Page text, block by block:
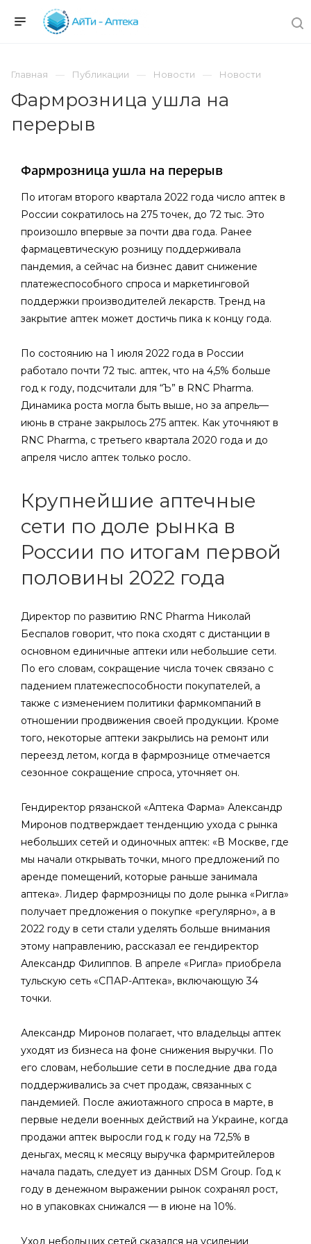
Главная Публикации Новости Новости
Фармрозница ушла на
перерыв
Фармрозница ушла на перерыв
По итогам второго квартала 2022 года число аптек в
России сократилось на 275 точек, до 72 тыс. Это
произошло впервые за почти два года. Ранее
фармацевтическую розницу поддерживала
пандемия, а сейчас на бизнес давит снижение
платежеспособного спроса и маркетинговой
поддержки производителей лекарств. Тренд на
закрытие аптек может достичь пика к концу года.
По состоянию на 1 июля 2022 года в России
работало почти 72 тыс. аптек, что на 4,5% больше
год к году, подсчитали для “Ъ” в RNC Pharma.
Динамика роста могла быть выше, но за апрель—
июнь в стране закрылось 275 аптек. Как уточняют в
RNC Pharma, с третьего квартала 2020 года и до
апреля число аптек только росло.
Крупнейшие аптечные
сети по доле рынка в
России по итогам первой
половины 2022 года
Директор по развитию RNC Pharma Николай
Беспалов говорит, что пока сходят с дистанции в
основном единичные аптеки или небольшие сети.
По его словам, сокращение числа точек связано с
падением платежеспособности покупателей, а
также с изменением политики фармкомпаний в
отношении продвижения своей продукции. Кроме
того, некоторые аптеки закрылись на ремонт или
переезд летом, когда в фармрознице отмечается
сезонное сокращение спроса, уточняет он.
Гендиректор рязанской «Аптека Фарма» Александр
Миронов подтверждает тенденцию ухода с рынка
небольших сетей и одиночных аптек: «В Москве, где
мы начали открывать точки, много предложений по
аренде помещений, которые раньше занимала
аптека». Лидер фармрозницы по доле рынка «Ригла»
получает предложения о покупке «регулярно», а в
2022 году в сети стали уделять больше внимания
этому направлению, рассказал ее гендиректор
Александр Филиппов. В апреле «Ригла» приобрела
тульскую сеть «СПАР-Аптека», включающую 34
точки.
Александр Миронов полагает, что владельцы аптек
уходят из бизнеса на фоне снижения выручки. По
его словам, небольшие сети в последние два года
поддерживались за счет продаж, связанных с
пандемией. После ажиотажного спроса в марте, в
первые недели военных действий на Украине, когда
продажи аптек выросли год к году на 72,5% в
деньгах, месяц к месяцу выручка фармритейлеров
начала падать, следует из данных DSM Group. Год к
году в денежном выражении рынок сохранял рост,
но в упаковках снижался — в июне на 10%.
Уход небольших сетей сказался на усилении